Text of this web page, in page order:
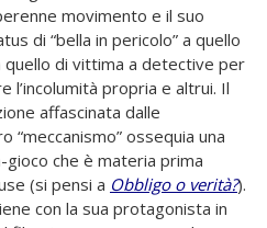
movimento e il suo
di “bella in pericolo” a quello
quello di vittima a detective per
l’incolumità propria e altrui. Il
affascinata dalle
ossequia una
che è materia prima
(si pensi a Obbligo o verità?).
con la sua protagonista in